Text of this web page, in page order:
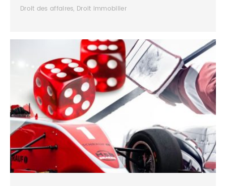
Droit des affaires, Droit immobilier